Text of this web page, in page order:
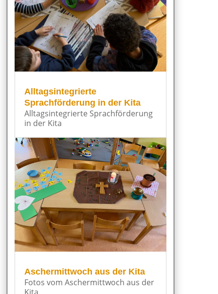
Alltagsintegrierte
Sprachförderung in der Kita
Alltagsintegrierte Sprachförderung
in der Kita
Aschermittwoch aus der Kita
Fotos vom Aschermittwoch aus der